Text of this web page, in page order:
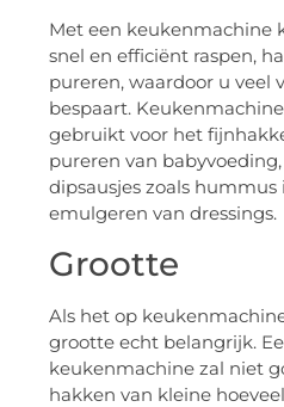
Met een keukenmachine
snel en efficiënt raspen,
pureren, waardoor u veel
bespaart.
gebruikt voor het
pureren van
dipsausjes zoals
emulgeren van dressings.
Grootte
Als het op
grootte echt belangrijk.
keukenmachine zal niet
hakken van kleine